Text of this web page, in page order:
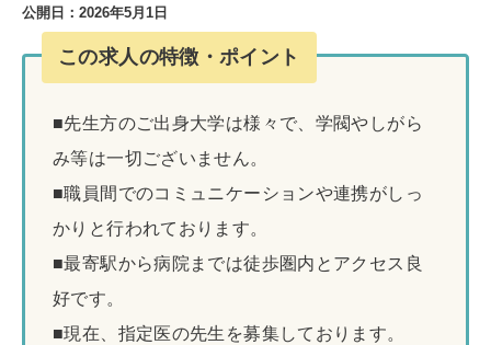
公開日： 2026年5月1日
この求人の特徴・ポイント
■先生方のご出身大学は様々で、学閥やしがら
み等は一切ございません。
■職員間でのコミュニケーションや連携がしっ
かりと行われております。
■最寄駅から病院までは徒歩圏内とアクセス良
好です。
■現在、指定医の先生を募集しております。